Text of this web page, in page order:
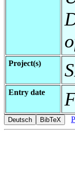
Project(s)
Entry date